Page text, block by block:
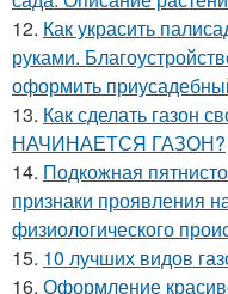
12. Как украсить
руками.
оформить
13. Как сделать газон
НАЧИНАЕТСЯ ГАЗОН?
14. Подкожная
признаки проявления
физиологического
15. 10 лучших видов
16. Оформление